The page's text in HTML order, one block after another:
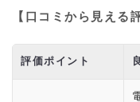
【口コミから見える
評価ポイント